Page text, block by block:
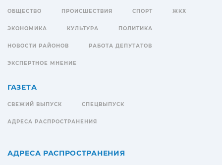
ОБЩЕСТВО ПРОИСШЕСТВИЯ СПОРТ ЖКХ
ЭКОНОМИКА КУЛЬТУРА ПОЛИТИКА
НОВОСТИ РАЙОНОВ РАБОТА ДЕПУТАТОВ
ЭКСПЕРТНОЕ МНЕНИЕ
ГАЗЕТА
СВЕЖИЙ ВЫПУСК СПЕЦВЫПУСК
АДРЕСА РАСПРОСТРАНЕНИЯ
АДРЕСА РАСПРОСТРАНЕНИЯ